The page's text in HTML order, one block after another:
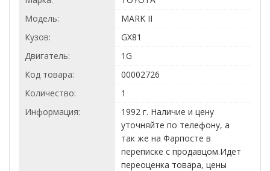
Модель:
MARK II
Кузов:
GX81
Двигатель:
1G
Код товара:
00002726
Количество:
1
Информация:
1992 г. Наличие и цену
уточняйте по телефону, а
так же на Фарпосте в
переписке с продавцом.Идет
переоценка товара, цены